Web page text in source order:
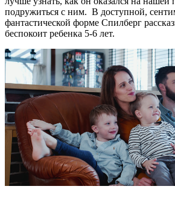
подружиться с ним. В доступной,
фантастической форме Спилберг
беспокоит ребенка 5-6 лет.